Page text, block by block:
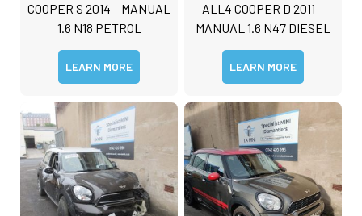
COOPER S 2014 – MANUAL
1.6 N18 PETROL
LEARN MORE
ALL4 COOPER D 2011 –
MANUAL 1.6 N47 DIESEL
LEARN MORE